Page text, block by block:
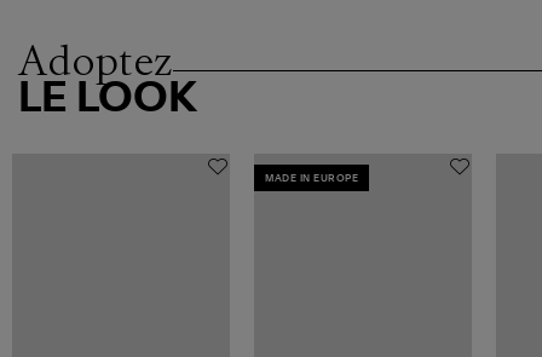
Adoptez
LE LOOK
MADE IN EUROPE